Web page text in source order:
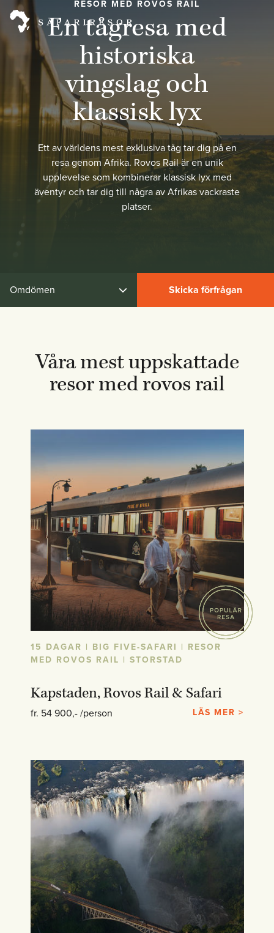
RESOR MED ROVOS RAIL
En tågresa med
historiska
vingslag och
klassisk lyx
Ett av världens mest exklusiva tåg tar dig på en
resa genom Afrika. Rovos Rail är en unik
upplevelse som kombinerar klassisk lyx med
äventyr och tar dig till några av Afrikas vackraste
platser.
Omdömen Skicka förfrågan
Våra mest uppskattade
resor med rovos rail
15 DAGAR | BIG FIVE-SAFARI | RESOR
MED ROVOS RAIL | STORSTAD
Kapstaden, Rovos Rail & Safari
fr. 54 900,- /person LÄS MER >